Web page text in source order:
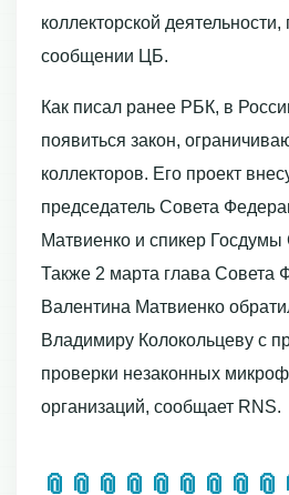
коллекторской
сообщении ЦБ.
Как писал ранее РБК, в
появиться закон,
коллекторов. Его проект
председатель Совета
Матвиенко и спикер
Также 2 марта глава Совета
Валентина Матвиенко
Владимиру Колокольцеву с
проверки незаконных
организаций, сообщает RNS.
📎 📎 📎 📎 📎 📎 📎 📎 📎